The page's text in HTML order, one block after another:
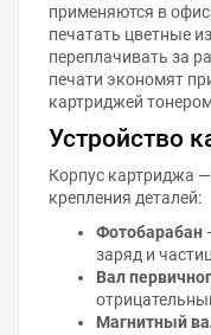
применяются в
печатать цветные
переплачивать за
печати экономят
картриджей
Устройство
Корпус картриджа
крепления деталей:
Фотобарабан
заряд и
Вал
Магнитный